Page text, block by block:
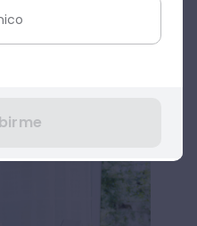
que crees que el